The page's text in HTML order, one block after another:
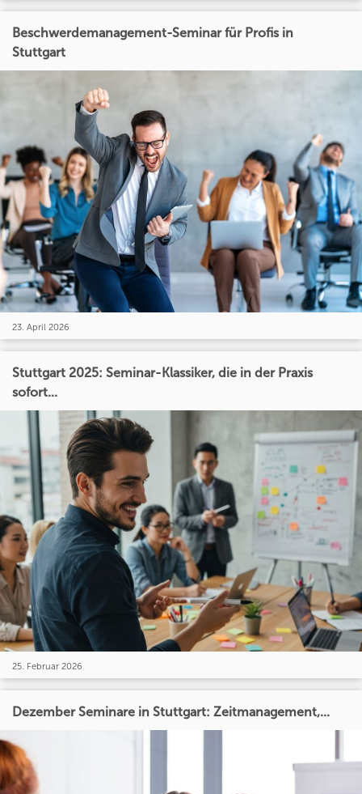
Beschwerdemanagement-Seminar für Profis in
Stuttgart
23. April 2026
Stuttgart 2025: Seminar-Klassiker, die in der Praxis
sofort...
25. Februar 2026
Dezember Seminare in Stuttgart: Zeitmanagement,...